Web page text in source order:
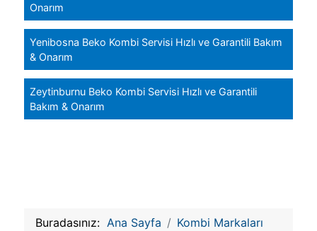
Onarım
Yenibosna Beko Kombi Servisi Hızlı ve Garantili Bakım
& Onarım
Zeytinburnu Beko Kombi Servisi Hızlı ve Garantili
Bakım & Onarım
Buradasınız: Ana Sayfa
Kombi Markaları